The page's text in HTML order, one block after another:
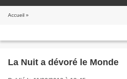
Accueil »
La Nuit a dévoré le Monde